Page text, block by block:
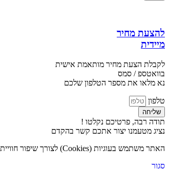
להצעת מחיר
מיידית
לקבלת הצעת מחיר מותאמת אישית
בוואטספ / סמס
נא מלאו את מספר הטלפון שלכם
טלפון
שליחה
תודה רבה, פרטיכם נקלטו !
נציג מטעמנו יצור אתכם קשר בהקדם
האתר משתמש בעוגיות (Cookies) לצורך שיפור חוויית המשתמש, ניתוח נתוני גלישה והתאמת תכנים אישית. המשך השימוש באתר מהווה הסכמה לשימוש בעוגיות בהתאם ל
סגור